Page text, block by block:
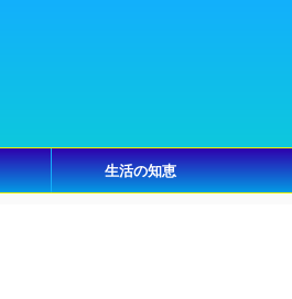
生活の知恵